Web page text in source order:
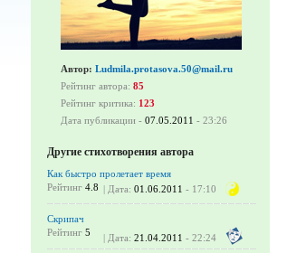
Автор: Ludmila.protasova.50@mail.ru
Рейтинг автора: 85
Рейтинг критика: 123
Дата публикации - 07.05.2011 - 23:26
Другие стихотворения автора
Как быстро пролетает время
Рейтинг 4.8 | Дата: 01.06.2011 - 17:10
Скрипач
Рейтинг 5 | Дата: 21.04.2011 - 22:24